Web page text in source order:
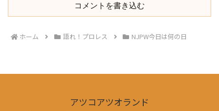
コメントを書き込む
ホーム 語れ！プロレス NJPW今日は何の日
アツコアツオランド